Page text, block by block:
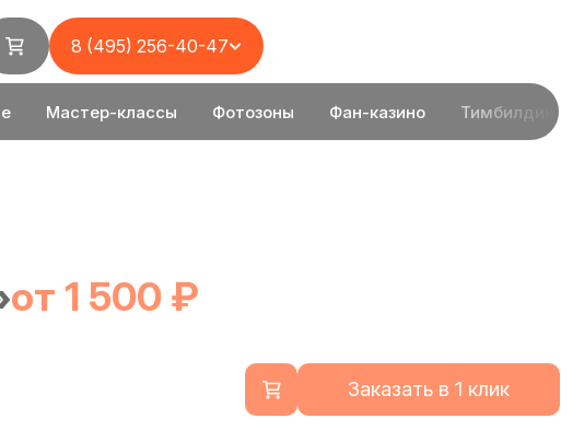
Мастер-классы Фотозоны Фан-казино Тимбилдинг
8 (495) 256-40-47
от 1 500 ₽
Заказать в 1 клик